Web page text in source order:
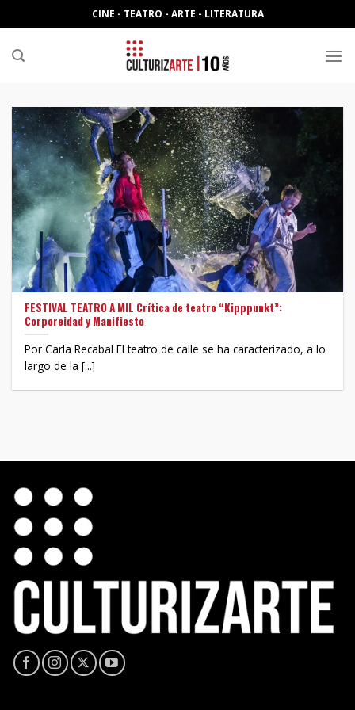
to
content
CINE - TEATRO - ARTE - LITERATURA
FESTIVAL TEATRO A MIL Crítica de teatro “Kipppunkt”:
Corporeidad y Manifiesto
Por Carla Recabal El teatro de calle se ha caracterizado, a lo
largo de la [...]